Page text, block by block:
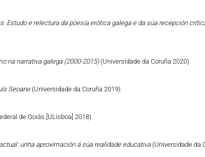
e relectura da poesía erótica galega e da súa recepción
na narrativa galega (2000-2015)(Universidade da Coruña 2020)
Seoane(Universidade da Coruña 2019)
de Goiás [ULisboa] 2018)
unha aproximación á súa realidade educativa(Universidade da